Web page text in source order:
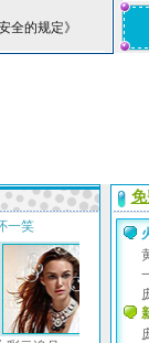
全的规定》